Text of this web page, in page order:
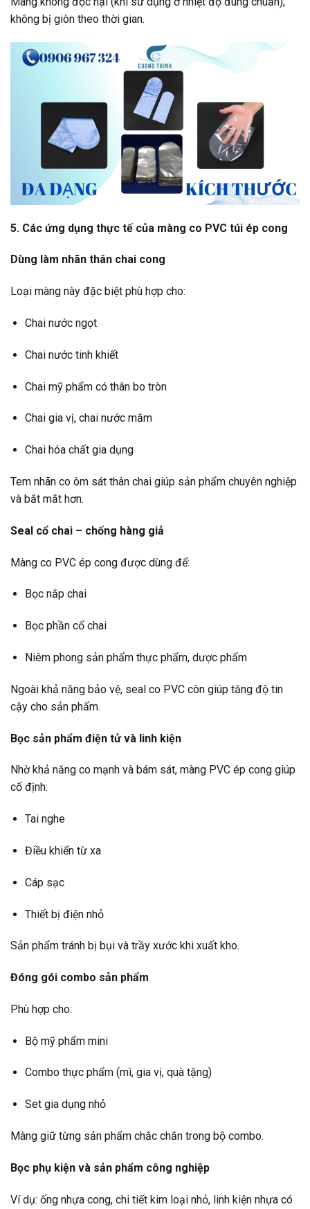
không bị giòn theo thời gian.
5. Các ứng dụng thực tế của màng co PVC túi ép cong
Dùng làm nhãn thân chai cong
Loại màng này đặc biệt phù hợp cho:
Chai nước ngọt
Chai nước tinh khiết
Chai mỹ phẩm có thân bo tròn
Chai gia vị, chai nước mắm
Chai hóa chất gia dụng
Tem nhãn co ôm sát thân chai giúp sản phẩm chuyên nghiệp
và bắt mắt hơn.
Seal cổ chai – chống hàng giả
Màng co PVC ép cong được dùng để:
Bọc nắp chai
Bọc phần cổ chai
Niêm phong sản phẩm thực phẩm, dược phẩm
Ngoài khả năng bảo vệ, seal co PVC còn giúp tăng độ tin
cậy cho sản phẩm.
Bọc sản phẩm điện tử và linh kiện
Nhờ khả năng co mạnh và bám sát, màng PVC ép cong giúp
cố định:
Tai nghe
Điều khiển từ xa
Cáp sạc
Thiết bị điện nhỏ
Sản phẩm tránh bị bụi và trầy xước khi xuất kho.
Đóng gói combo sản phẩm
Phù hợp cho:
Bộ mỹ phẩm mini
Combo thực phẩm (mì, gia vị, quà tặng)
Set gia dụng nhỏ
Màng giữ từng sản phẩm chắc chắn trong bộ combo.
Bọc phụ kiện và sản phẩm công nghiệp
Ví dụ: ống nhựa cong, chi tiết kim loại nhỏ, linh kiện nhựa có